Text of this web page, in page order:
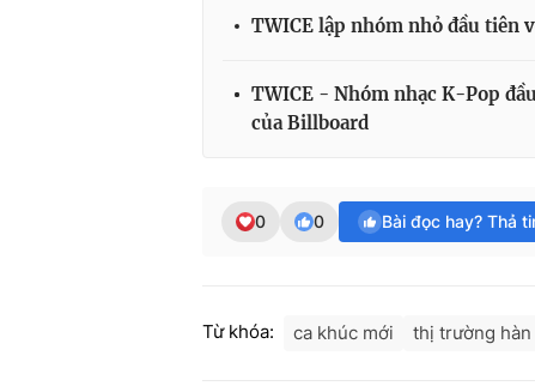
TWICE lập nhóm nhỏ đầu tiên
TWICE - Nhóm nhạc K-Pop
của Billboard
0 0 Bài đọc hay? Thả
Từ khóa: ca khúc mới thị trường